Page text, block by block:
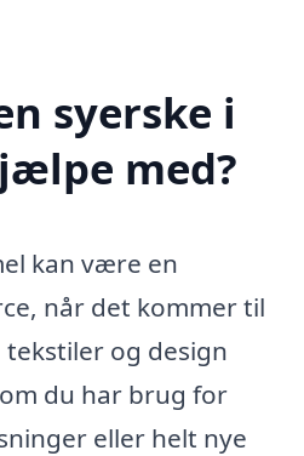
syerske i
med?
kan være en
når det kommer til
og design
du har brug for
eller helt nye